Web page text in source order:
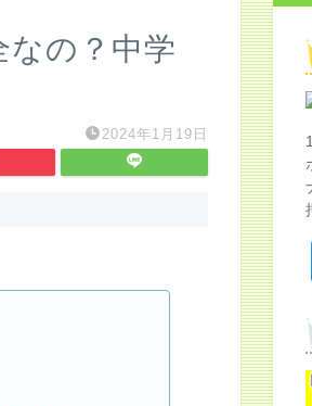
なの？中学
2024年1月19日